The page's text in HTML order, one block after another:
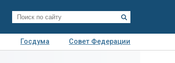
Госдума
Совет Федерации